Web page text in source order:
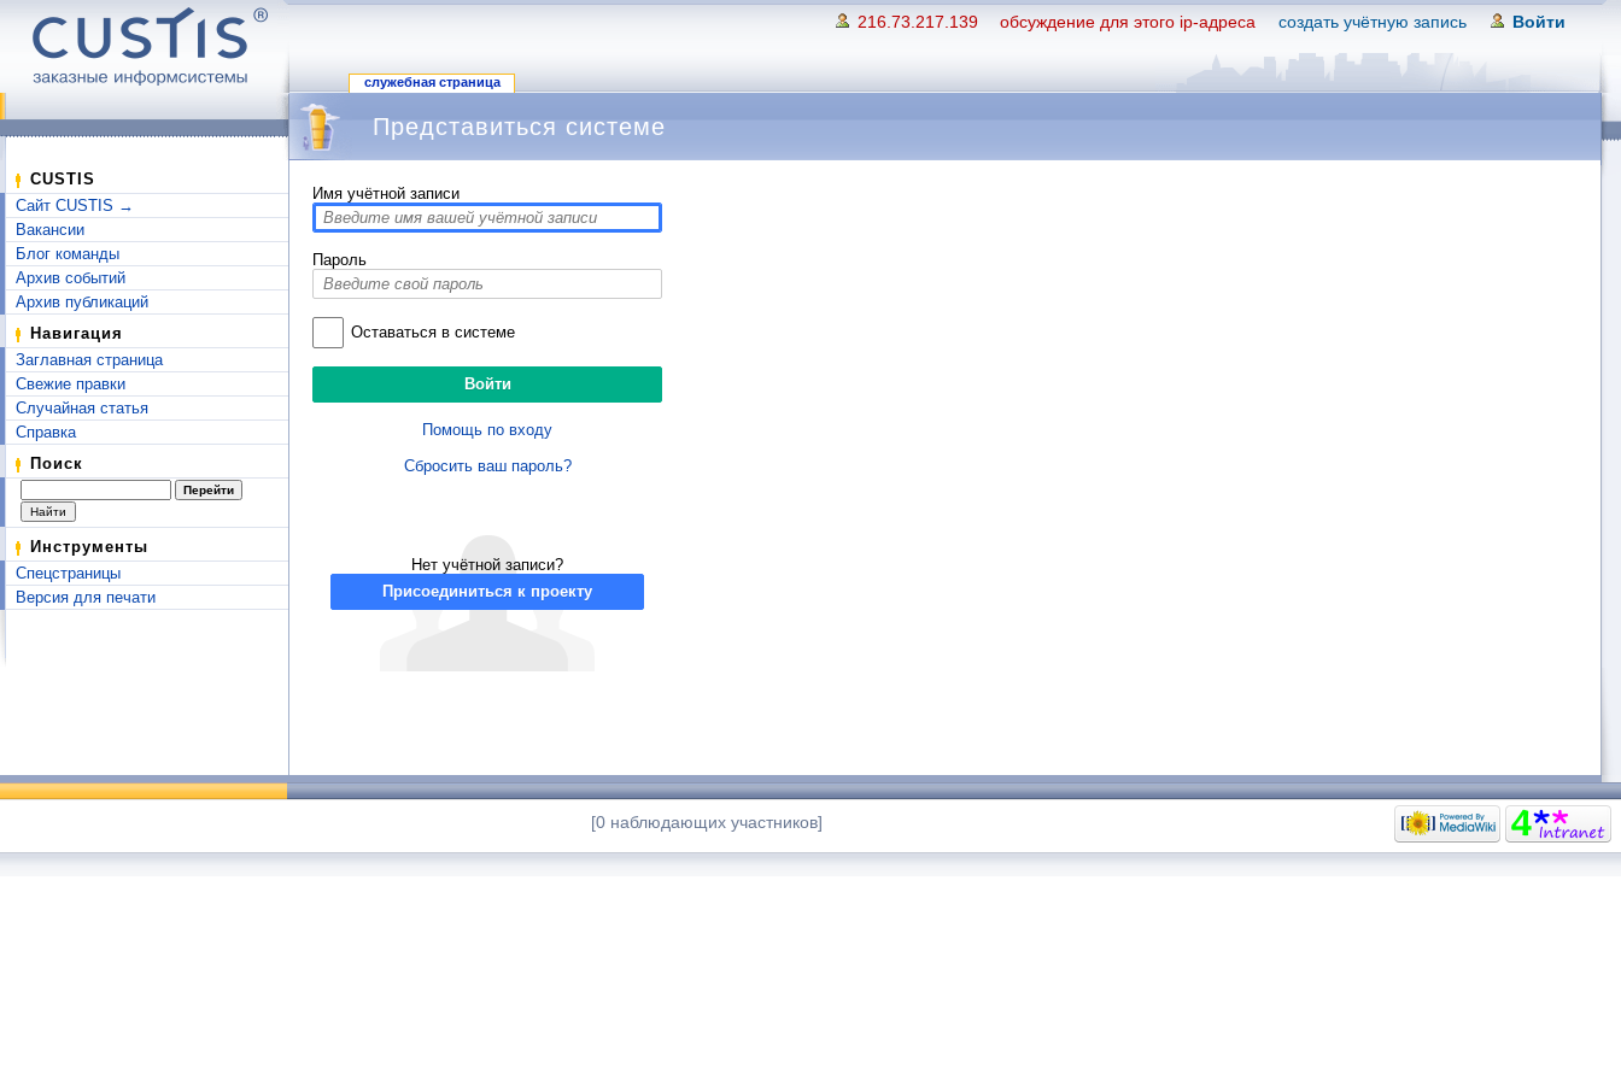
216.73.217.139 обсуждение для этого ip-адреса создать учётную запись Войти
служебная страница
CUSTIS
Сайт CUSTIS →
Вакансии
Блог команды
Архив событий
Архив публикаций
Навигация
Заглавная страница
Свежие правки
Случайная статья
Справка
Поиск
Инструменты
Спецстраницы
Версия для печати
Представиться системе
Имя учётной записи
Пароль
Оставаться в системе
Помощь по входу
Сбросить ваш пароль?
Нет учётной записи?
Присоединиться к проекту
[0 наблюдающих участников]